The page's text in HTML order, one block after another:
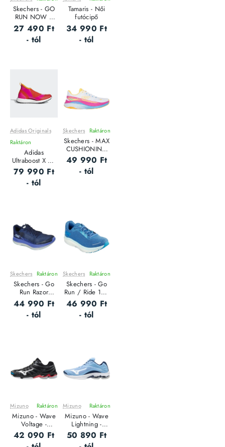
Skechers - GO
RUN NOW /
SPECTA - Női
futócipő
27 490 Ft
- tól
Tamaris - Női
futócipő
34 990 Ft
- tól
Leárazás
Outlet Ár
Adidas Originals
Raktáron
Adidas
Ultraboost X All
Terrain Stella
McCartney női
futócipő
79 990 Ft
- tól
Leárazás
Outlet Ár
Skechers Raktáron
Skechers - MAX
CUSHIONING
PROPULSION -
Női Futócipő
49 990 Ft
- tól
Leárazás
Outlet Ár
Skechers Raktáron
Skechers - Go
Run Razor
Excess - Női
futócipő
44 990 Ft
- tól
Leárazás
Outlet Ár
Skechers Raktáron
Skechers - Go
Run / Ride 10 -
Női futócipő
46 990 Ft
- tól
Leárazás
Mizuno Raktáron
Mizuno - Wave
Voltage -
Uniszex
teremcipő
42 090 Ft
Leárazás
Mizuno Raktáron
Mizuno - Wave
Lightning -
Uniszex
teremcipő
50 890 Ft